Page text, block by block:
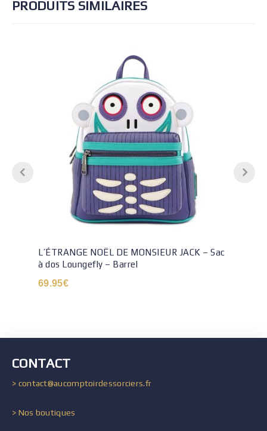
PRODUITS SIMILAIRES
L’ÉTRANGE NOËL DE MONSIEUR JACK – Sac
à dos Loungefly – Barrel
69.95€
CONTACT
> contact@aucomptoirdessorciers.fr
> Nos boutiques